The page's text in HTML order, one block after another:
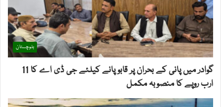
بلوچستان
گوادر میں پانی کے بحران پر قابو پانے کیلئے جی ڈی اے کا 11
ارب روپے کا منصوبہ مکمل